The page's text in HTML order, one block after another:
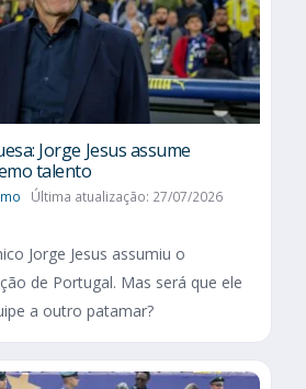
Jorge Jesus assume
talento
Última atualização: 27/07/2026
Jorge Jesus assumiu o
de Portugal. Mas será que ele
a outro patamar?